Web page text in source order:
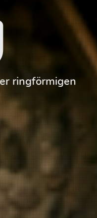
ringförmigen